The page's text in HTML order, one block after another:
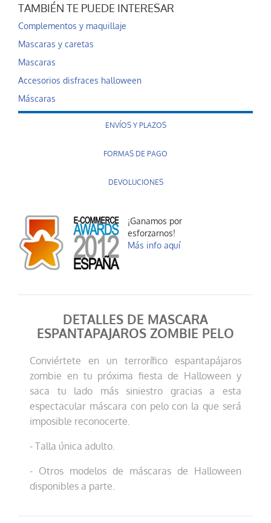
TAMBIÉN TE PUEDE INTERESAR
Complementos y maquillaje
Mascaras y caretas
Mascaras
Accesorios disfraces halloween
Máscaras
ENVÍOS Y PLAZOS
FORMAS DE PAGO
DEVOLUCIONES
¡Ganamos por
esforzarnos!
Más info aquí
DETALLES DE MASCARA
ESPANTAPAJAROS ZOMBIE PELO
Conviértete en un terrorífico espantapájaros
zombie en tu próxima fiesta de Halloween y
saca tu lado más siniestro gracias a esta
espectacular máscara con pelo con la que será
imposible reconocerte.
- Talla única adulto.
- Otros modelos de máscaras de Halloween
disponibles a parte.